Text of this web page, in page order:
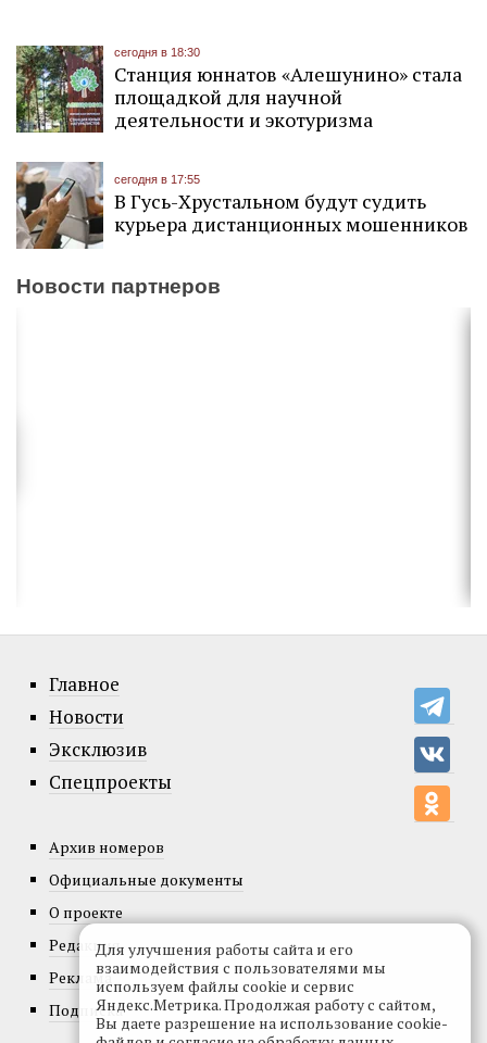
сегодня в 18:30
Станция юннатов «Алешунино» стала
площадкой для научной
деятельности и экотуризма
сегодня в 17:55
В Гусь-Хрустальном будут судить
курьера дистанционных мошенников
Новости партнеров
Главное
Новости
Эксклюзив
Спецпроекты
Архив номеров
Официальные документы
О проекте
Редакция
Реклама
Подписка
Для улучшения работы сайта и его
взаимодействия с пользователями мы
используем файлы cookie и сервис
Яндекс.Метрика. Продолжая работу с сайтом,
Вы даете разрешение на использование cookie-